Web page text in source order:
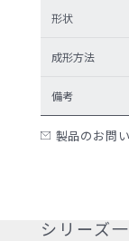
プライバシーポリ セ
形状
成形方法
備考
製品のお問
シリーズ